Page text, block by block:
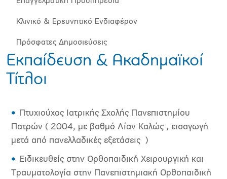
Κλινικό & Ερευνητικό Ενδιαφέρον
Πρόσφατες Δημοσιεύσεις
Εκπαίδευση & Ακαδημαϊκοί
Τίτλοι
Πτυχιούχος Ιατρικής Σχολής Πανεπιστημίου
Πατρών ( 2004, με βαθμό Λίαν Καλώς , εισαγωγή
μετά από πανελλαδικές εξετάσεις )
Ειδικευθείς στην Ορθοπαιδική Χειρουργική και
Τραυματολογία στην Πανεπιστημιακή Ορθοπαιδική